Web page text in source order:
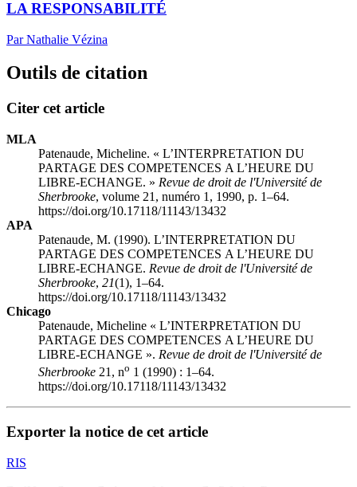
LA RESPONSABILITÉ
Par Nathalie Vézina
Outils de citation
Citer cet article
MLA
Patenaude, Micheline. « L’INTERPRETATION DU
PARTAGE DES COMPETENCES A L’HEURE DU
LIBRE-ECHANGE. » Revue de droit de l'Université de
Sherbrooke, volume 21, numéro 1, 1990, p. 1–64.
https://doi.org/10.17118/11143/13432
APA
Patenaude, M. (1990). L’INTERPRETATION DU
PARTAGE DES COMPETENCES A L’HEURE DU
LIBRE-ECHANGE. Revue de droit de l'Université de
Sherbrooke, 21(1), 1–64.
https://doi.org/10.17118/11143/13432
Chicago
Patenaude, Micheline « L’INTERPRETATION DU
PARTAGE DES COMPETENCES A L’HEURE DU
LIBRE-ECHANGE ». Revue de droit de l'Université de
Sherbrooke 21, no 1 (1990) : 1–64.
https://doi.org/10.17118/11143/13432
Exporter la notice de cet article
RIS